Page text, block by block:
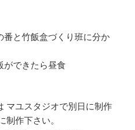
番と竹飯盒づくり班に分か
ができたら昼食
マユスタジオで別日に制作
制作下さい。